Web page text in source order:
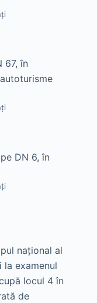
67, în
DN 6, în
național al
examenul
locul 4 în
de